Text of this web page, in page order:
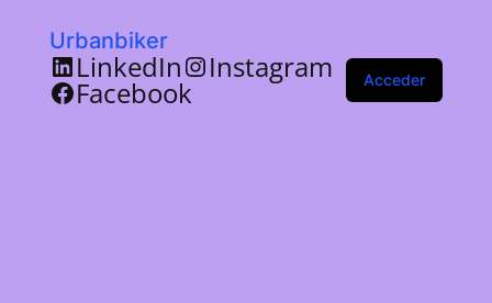
Urbanbiker
LinkedIn Instagram
Facebook Acceder